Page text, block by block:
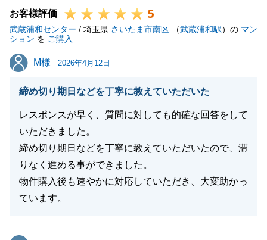
をしていきたいと思います。
今後とも弊社を末永くご愛願賜りますよう、お願い申
し上げます。
閉じる
お客様評価 5
武蔵浦和センター / 埼玉県 さいたま市南区 （武蔵浦和駅）の マン
ション を ご購入
M様
M様 2026年4月12日
締め切り期日などを丁寧に教えていただいた
レスポンスが早く、質問に対しても的確な回答をして
いただきました。
締め切り期日などを丁寧に教えていただいたので、滞
りなく進める事ができました。
物件購入後も速やかに対応していただき、大変助かっ
ています。